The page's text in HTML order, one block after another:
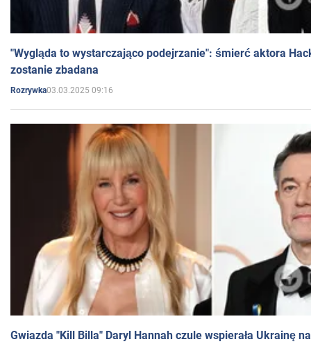
"Wygląda to wystarczająco podejrzanie": śmierć aktora
zostanie zbadana
Rozrywka03.03.2025 09:16
Gwiazda "Kill Billa" Daryl Hannah czule wspierała Ukrainę